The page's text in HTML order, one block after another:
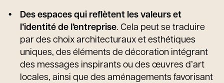
Des espaces qui reflètent les valeurs et
l’identité de l’entreprise. Cela peut se traduire
par des choix architecturaux et esthétiques
uniques, des éléments de décoration intégrant
des messages inspirants ou des œuvres d’art
locales, ainsi que des aménagements favorisant